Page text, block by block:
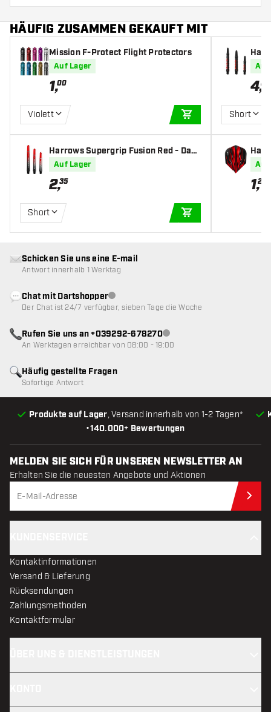
HÄUFIG ZUSAMMEN GEKAUFT MIT
Mission F-Protect Flight Protectors
Auf Lager
1,00
Violett
IN DEN
Harrows Supergrip Fusion Red - Dart
Shafts
Auf Lager
2,35
Short
Auf
4,20
Short
Auf
1,20
•140.000+ Bewertungen
Produkte auf Lager, Versand innerhalb von 1-2 Tagen*
Häufig gestellte Fragen
Sofortige Antwort
Schicken Sie uns eine E-mail
Antwort innerhalb 1 Werktag
Chat mit DartshopperKundenservice nicht verfügbar
Der Chat ist 24/7 verfügbar, sieben Tage die Woche
Rufen Sie uns an +039292-678270Kundenservice nicht
An Werktagen erreichbar von 08:00 - 19:00
MELDEN SIE SICH FÜR UNSEREN NEWSLETTER AN
Erhalten Sie die neuesten Angebote und Aktionen
Kontaktinformationen
Versand & Lieferung
Rücksendungen
Zahlungsmethoden
Kontaktformular